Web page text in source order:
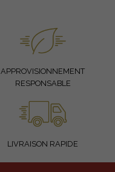
APPROVISIONNEMENT
RESPONSABLE
LIVRAISON RAPIDE